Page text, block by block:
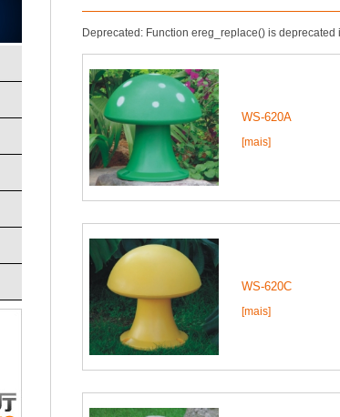
Deprecated: Function ereg_replace() is
WS-620A
[mais]
WS-620C
[mais]